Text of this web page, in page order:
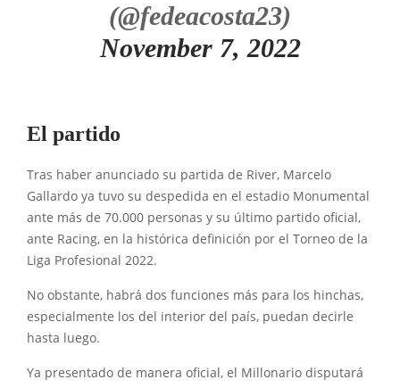
(@fedeacosta23)
November 7, 2022
El partido
Tras haber anunciado su partida de River, Marcelo
Gallardo ya tuvo su despedida en el estadio Monumental
ante más de 70.000 personas y su último partido oficial,
ante Racing, en la histórica definición por el Torneo de la
Liga Profesional 2022.
No obstante, habrá dos funciones más para los hinchas,
especialmente los del interior del país, puedan decirle
hasta luego.
Ya presentado de manera oficial, el Millonario disputará